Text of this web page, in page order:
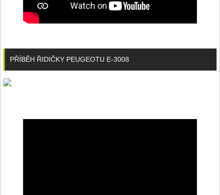
PŘÍBĚH ŘIDIČKY PEUGEOTU E-3008